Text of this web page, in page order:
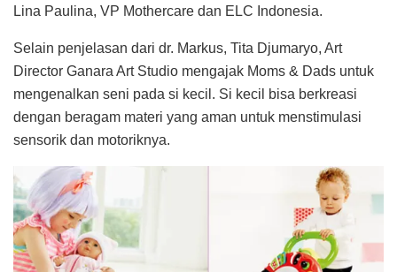
Lina Paulina, VP Mothercare dan ELC Indonesia.
Selain penjelasan dari dr. Markus, Tita Djumaryo, Art
Director Ganara Art Studio mengajak Moms & Dads untuk
mengenalkan seni pada si kecil. Si kecil bisa berkreasi
dengan beragam materi yang aman untuk menstimulasi
sensorik dan motoriknya.